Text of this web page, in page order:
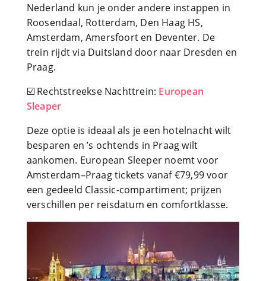
Nederland kun je onder andere instappen in
Roosendaal, Rotterdam, Den Haag HS,
Amsterdam, Amersfoort en Deventer. De
trein rijdt via Duitsland door naar Dresden en
Praag.
☑️ Rechtstreekse Nachttrein: European
Sleaper
Deze optie is ideaal als je een hotelnacht wilt
besparen en ’s ochtends in Praag wilt
aankomen. European Sleeper noemt voor
Amsterdam–Praag tickets vanaf €79,99 voor
een gedeeld Classic-compartiment; prijzen
verschillen per reisdatum en comfortklasse.